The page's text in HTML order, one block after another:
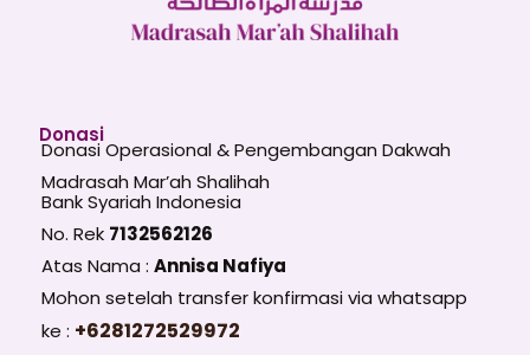
Donasi
Donasi Operasional & Pengembangan Dakwah
Madrasah Mar’ah Shalihah
Bank Syariah Indonesia
No. Rek 7132562126
Atas Nama : Annisa Nafiya
Mohon setelah transfer konfirmasi via whatsapp
ke : +6281272529972